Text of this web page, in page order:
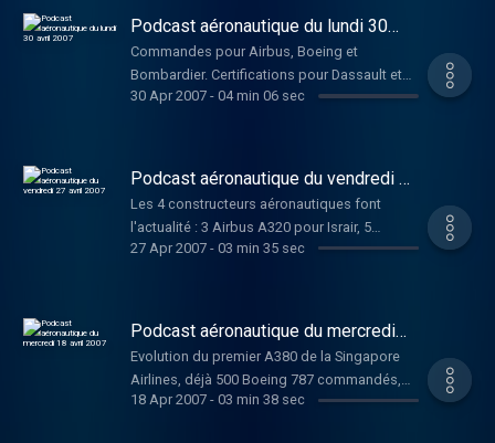
Podcast aéronautique du lundi 30
avril 2007
Commandes pour Airbus, Boeing et
Bombardier. Certifications pour Dassault et
Boeing.
30 Apr 2007- 04 min 06 sec
Podcast aéronautique du vendredi 27
avril 2007
Les 4 constructeurs aéronautiques font
l'actualité : 3 Airbus A320 pour Israir, 5
Boeing 737-700 pour CIT Aerospace, 15 CRJ-
27 Apr 2007- 03 min 35 sec
Podcast aéronautique du mercredi
18 avril 2007
Evolution du premier A380 de la Singapore
Airlines, déjà 500 Boeing 787 commandés,
commande d'Apache par l'US Army,
18 Apr 2007- 03 min 38 sec